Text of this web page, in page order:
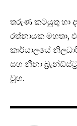
තරුණ කටයුතු හා
රත්නායක මහතා,
කාර්යාලයේ
සහ නීනා
වූහ.